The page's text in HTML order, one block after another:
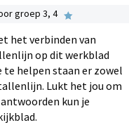
groep 3, 4
het verbinden van
op dit werkblad
te helpen staan er zowel
Lukt het jou om
kun je